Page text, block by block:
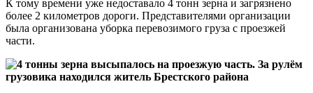
К тому времени уже недоставало 4 тонн зерна и загрязнено
более 2 километров дороги. Представителями организации
была организована уборка перевозимого груза с проезжей
части.